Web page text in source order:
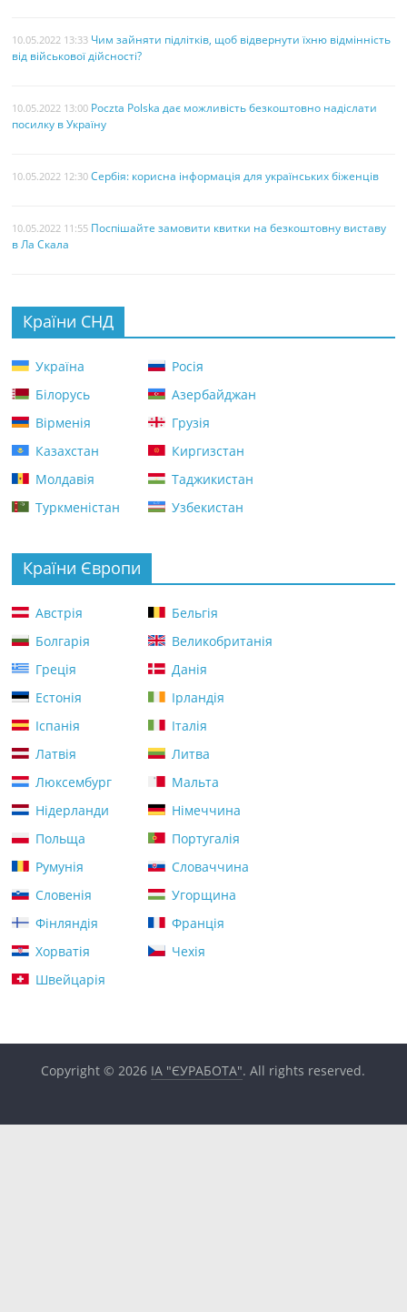
10.05.2022 13:33 Чим зайняти підлітків, щоб відвернути їхню відмінність
від військової дійсності?
10.05.2022 13:00 Poczta Polska дає можливість безкоштовно надіслати
посилку в Україну
10.05.2022 12:30 Сербія: корисна інформація для українських біженців
10.05.2022 11:55 Поспішайте замовити квитки на безкоштовну виставу
в Ла Скала
Країни СНД
Україна
Росія
Білорусь
Азербайджан
Вірменія
Грузія
Казахстан
Киргизстан
Молдавія
Таджикистан
Туркменістан
Узбекистан
Країни Європи
Австрія
Бельгія
Болгарія
Великобританія
Греція
Данія
Естонія
Ірландія
Іспанія
Італія
Латвія
Литва
Люксембург
Мальта
Нідерланди
Німеччина
Польща
Португалія
Румунія
Словаччина
Словенія
Угорщина
Фінляндія
Франція
Хорватія
Чехія
Швейцарія
Copyright © 2026 ІА "ЄУРАБОТА". All rights reserved.